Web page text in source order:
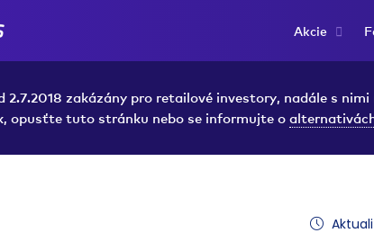
2.7.2018 zakázány pro retailové investory, nadále s
opusťte tuto stránku nebo se informujte o
Akcie